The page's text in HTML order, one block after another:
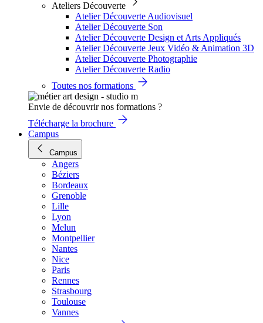
Ateliers Découverte
Atelier Découverte Audiovisuel
Atelier Découverte Son
Atelier Découverte Design et Arts Appliqués
Atelier Découverte Jeux Vidéo & Animation 3D
Atelier Découverte Photographie
Atelier Découverte Radio
Toutes nos formations
Envie de découvrir nos formations ?
Télécharge la brochure
Campus
Campus
Angers
Béziers
Bordeaux
Grenoble
Lille
Lyon
Melun
Montpellier
Nantes
Nice
Paris
Rennes
Strasbourg
Toulouse
Vannes